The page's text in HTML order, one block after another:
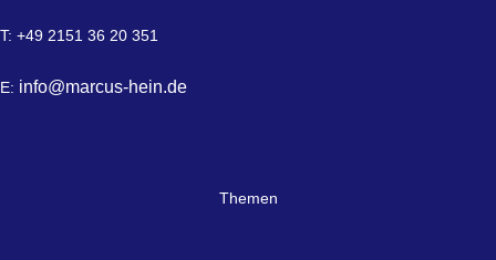
T: +49 2151 36 20 351
E: info@marcus-hein.de
Themen